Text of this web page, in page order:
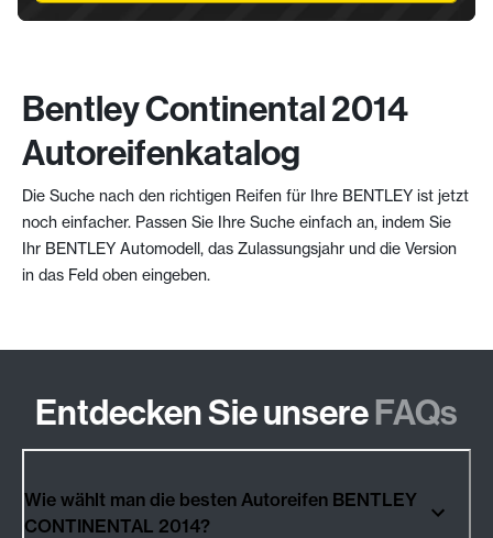
Bentley Continental 2014
Autoreifenkatalog
Die Suche nach den richtigen Reifen für Ihre BENTLEY ist jetzt
noch einfacher. Passen Sie Ihre Suche einfach an, indem Sie
Ihr BENTLEY Automodell, das Zulassungsjahr und die Version
in das Feld oben eingeben.
Entdecken Sie unsereFAQs
Wie wählt man die besten Autoreifen BENTLEY
CONTINENTAL 2014?